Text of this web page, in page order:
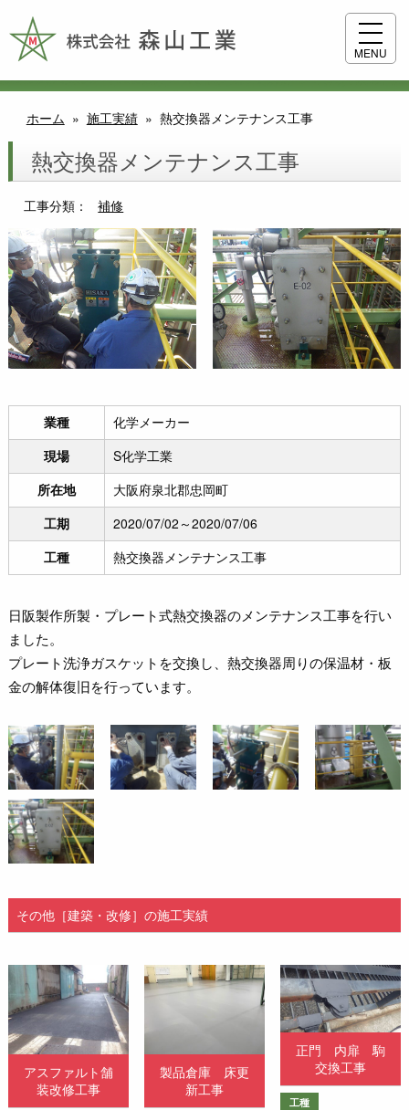
MENU
ホーム » 施工実績» 熱交換器メンテナンス工事
熱交換器メンテナンス工事
工事分類： 補修
業種
化学メーカー
現場
S化学工業
所在地
大阪府泉北郡忠岡町
工期
2020/07/02～2020/07/06
工種
熱交換器メンテナンス工事
日阪製作所製・プレート式熱交換器のメンテナンス工事を行い
ました。
プレート洗浄ガスケットを交換し、熱交換器周りの保温材・板
金の解体復旧を行っています。
その他［建築・改修］の施工実績
アスファルト舗
装改修工事
製品倉庫 床更
新工事
正門 内扉 駒
交換工事
工種